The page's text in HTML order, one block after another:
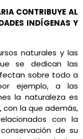
CONTRIBUYE AL
INDÍGENAS Y
naturales y las
se dedican las
sobre todo a
ejemplo, a las
la naturaleza es
con la que además,
con la
de su